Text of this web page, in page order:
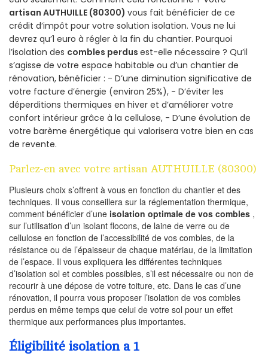
artisan AUTHUILLE (80300) vous fait bénéficier de ce
crédit d’impôt pour votre solution isolation. Vous ne lui
devrez qu’1 euro à régler à la fin du chantier. Pourquoi
l’isolation des combles perdus est-elle nécessaire ? Qu’il
s’agisse de votre espace habitable ou d’un chantier de
rénovation, bénéficier : - D’une diminution significative de
votre facture d’énergie (environ 25%), - D’éviter les
déperditions thermiques en hiver et d’améliorer votre
confort intérieur grâce à la cellulose, - D’une évolution de
votre barème énergétique qui valorisera votre bien en cas
de revente.
Parlez-en avec votre artisan AUTHUILLE (80300)
Plusieurs choix s’offrent à vous en fonction du chantier et des
techniques. Il vous conseillera sur la réglementation thermique,
comment bénéficier d’une isolation optimale de vos combles ,
sur l’utilisation d’un isolant flocons, de laine de verre ou de
cellulose en fonction de l’accessibilité de vos combles, de la
résistance ou de l’épaisseur de chaque matériau, de la limitation
de l’espace. Il vous expliquera les différentes techniques
d’isolation sol et combles possibles, s’il est nécessaire ou non de
recourir à une dépose de votre toiture, etc. Dans le cas d’une
rénovation, il pourra vous proposer l’isolation de vos combles
perdus en même temps que celui de votre sol pour un effet
thermique aux performances plus importantes.
Éligibilité isolation a 1